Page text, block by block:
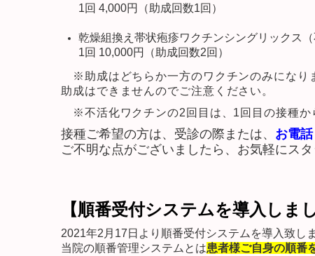
1回 4,000円（助成回数1回）
乾燥組換え帯状疱疹ワクチンシングリックス（
1回 10,000円（助成回数2回）
※助成はどちらか一方のワクチンのみになり
助成はできませんのでご注意ください。
※不活化ワクチンの2回目は、1回目の接種か
接種ご希望の方は、受診の際または、 お電話
ご不明な点がございましたら、お気軽にス
【順番受付システムを導入しまし
2021年2月17日より順番受付システムを導入致し
当院の順番管理システムとは患者様ご自身の順番